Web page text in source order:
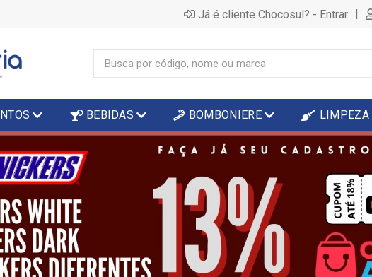
Já é cliente Chocosul? - Entrar |
BEBIDAS BOMBONIERE LIMPEZA